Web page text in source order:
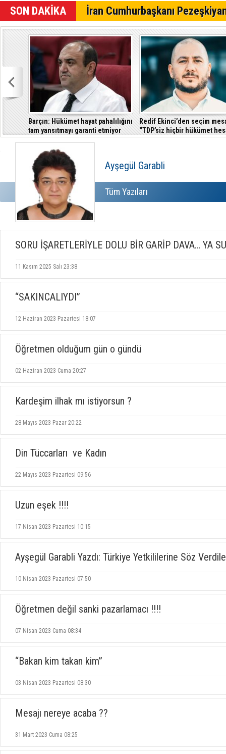
Dağ yolu
SON DAKİKA İran Cumhurbaşkanı
Barçın: Hükümet hayat pahalılığını
tam yansıtmayı garanti etmiyor
Redif Ekinci’den seçim
“TDP’siz hiçbir hükümet
tutmayacak”
Ayşegül Garabli
Tüm Yazıları
SORU İŞARETLERİYLE DOLU BİR GARİP DAVA… YA
11 Kasım 2025 Salı 23:38
“SAKINCALIYDI”
12 Haziran 2023 Pazartesi 18:07
Öğretmen olduğum gün o gündü
02 Haziran 2023 Cuma 20:27
Kardeşim ilhak mı istiyorsun ?
28 Mayıs 2023 Pazar 20:22
Din Tüccarları ve Kadın
22 Mayıs 2023 Pazartesi 09:56
Uzun eşek !!!!
17 Nisan 2023 Pazartesi 10:15
Ayşegül Garabli Yazdı: Türkiye Yetkililerine Söz
10 Nisan 2023 Pazartesi 07:50
Öğretmen değil sanki pazarlamacı !!!!
07 Nisan 2023 Cuma 08:34
“Bakan kim takan kim”
03 Nisan 2023 Pazartesi 08:30
Mesajı nereye acaba ??
31 Mart 2023 Cuma 08:25